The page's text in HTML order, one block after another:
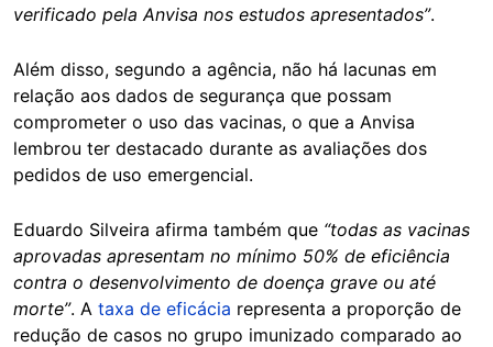
verificado pela Anvisa nos estudos apresentados”.
Além disso, segundo a agência, não há lacunas em
relação aos dados de segurança que possam
comprometer o uso das vacinas, o que a Anvisa
lembrou ter destacado durante as avaliações dos
pedidos de uso emergencial.
Eduardo Silveira afirma também que “todas as vacinas
aprovadas apresentam no mínimo 50% de eficiência
contra o desenvolvimento de doença grave ou até
morte”. A taxa de eficácia representa a proporção de
redução de casos no grupo imunizado comparado ao